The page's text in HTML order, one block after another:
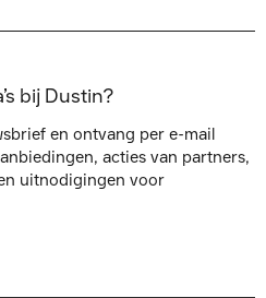
bij Dustin?
en ontvang per e-mail
acties van partners,
uitnodigingen voor